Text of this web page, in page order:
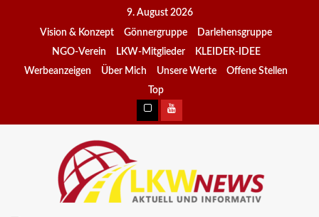
9. August 2026
Vision & Konzept
Gönnergruppe
Darlehensgruppe
NGO-Verein
LKW-Mitglieder
KLEIDER-IDEE
Werbeanzeigen
Über Mich Unsere Werte
Offene Stellen
Top